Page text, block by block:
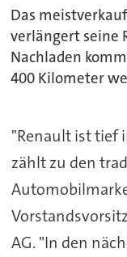
Das
verlängert seine
Nachladen
400 Kilometer
"Renault ist tief
zählt zu den
AG. "In den